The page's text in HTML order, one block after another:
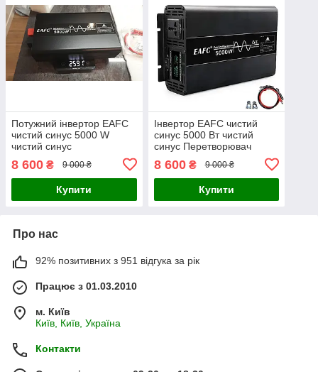
Потужний інвертор EAFC
чистий синус 5000 W
чистий синус
8 600 ₴ 9 000 ₴
Купити
Інвертор EAFC чистий
синус 5000 Вт чистий
синус Перетворювач
синусоїдою
8 600₴ 9 000 ₴
Купити
Про нас
92% позитивних з 951 відгука за рік
Працює з 01.03.2010
м. Київ
Київ, Київ, Україна
Контакти